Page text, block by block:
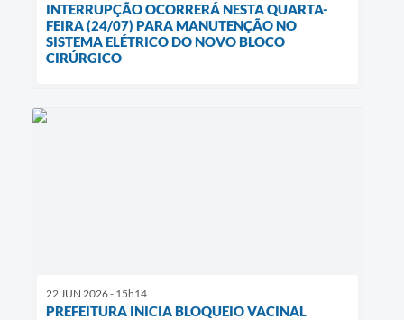
INTERRUPÇÃO OCORRERÁ NESTA QUARTA-
FEIRA (24/07) PARA MANUTENÇÃO NO
SISTEMA ELÉTRICO DO NOVO BLOCO
CIRÚRGICO
22 JUN 2026 - 15h14
PREFEITURA INICIA BLOQUEIO VACINAL